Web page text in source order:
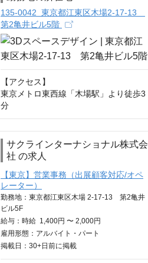
135-0042 東京都江東区木場2-17-13
第2亀井ビル5階
【アクセス】
東京メトロ東西線「木場駅」より徒歩3
分
サクラインターナショナル株式会
社 の求人
【東京】営業事務（出展顧客対応/オペ
レーター）
勤務地：東京都江東区木場 2-17-13 第2亀井
ビル5F
給与： 時給 1,400円 〜 2,000円
雇用形態：アルバイト・パート
掲載日： 30+日 前に掲載